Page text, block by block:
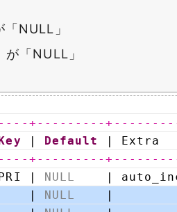
NULL」
「NULL」
+---------
Key Default
| Extra
+---------
| NULL
|
NULL